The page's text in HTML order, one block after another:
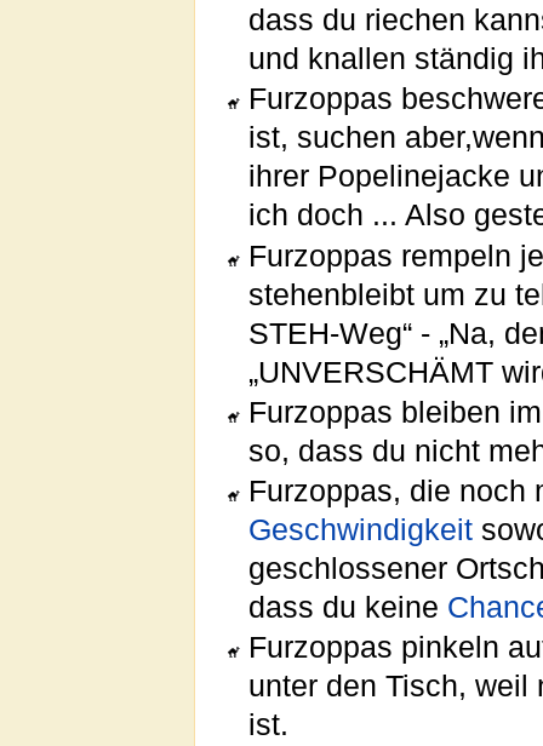
dass du riechen
und knallen ständig
Furzoppas
ist, suchen
ihrer Popelinejacke
ich doch ... Also
Furzoppas rempeln
stehenbleibt um zu
STEH-Weg“ - „Na,
„UNVERSCHÄMT
Furzoppas bleiben
so, dass du nicht
Furzoppas, die noch
Geschwindigkeit
geschlossener
dass du keine
Furzoppas pinkeln
unter den Tisch,
ist.